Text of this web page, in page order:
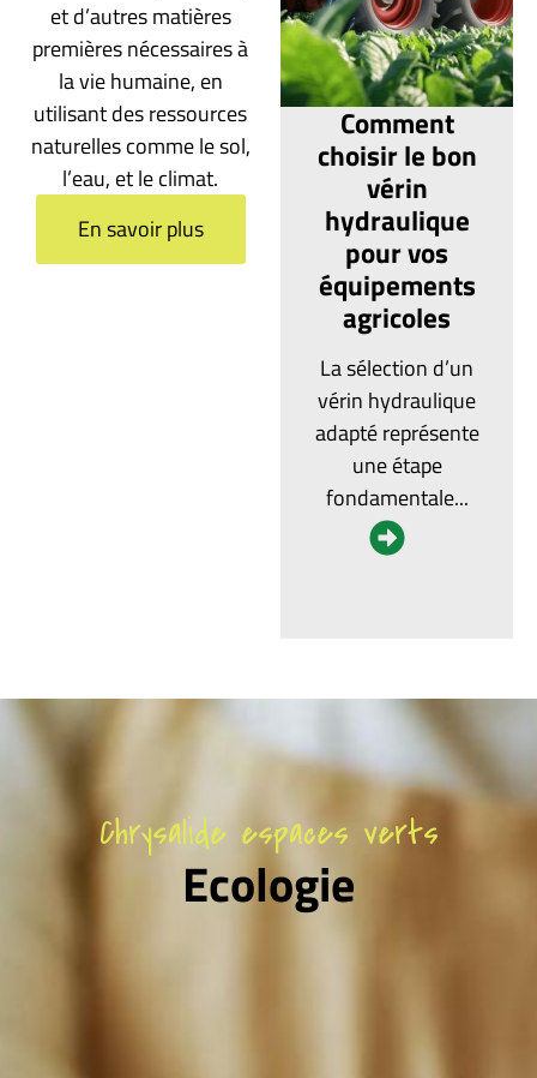
et d’autres matières
premières nécessaires à
la vie humaine, en
utilisant des ressources
naturelles comme le sol,
l’eau, et le climat.
En savoir plus
Comment
choisir le bon
vérin
hydraulique
pour vos
équipements
agricoles
La sélection d’un
vérin hydraulique
adapté représente
une étape
fondamentale...
Chrysalide espaces verts
Ecologie